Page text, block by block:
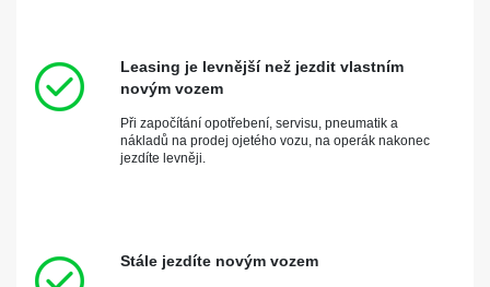
Leasing je levnější než jezdit vlastním
novým vozem
Při započítání opotřebení, servisu, pneumatik a
nákladů na prodej ojetého vozu, na operák nakonec
jezdíte levněji.
Stále jezdíte novým vozem